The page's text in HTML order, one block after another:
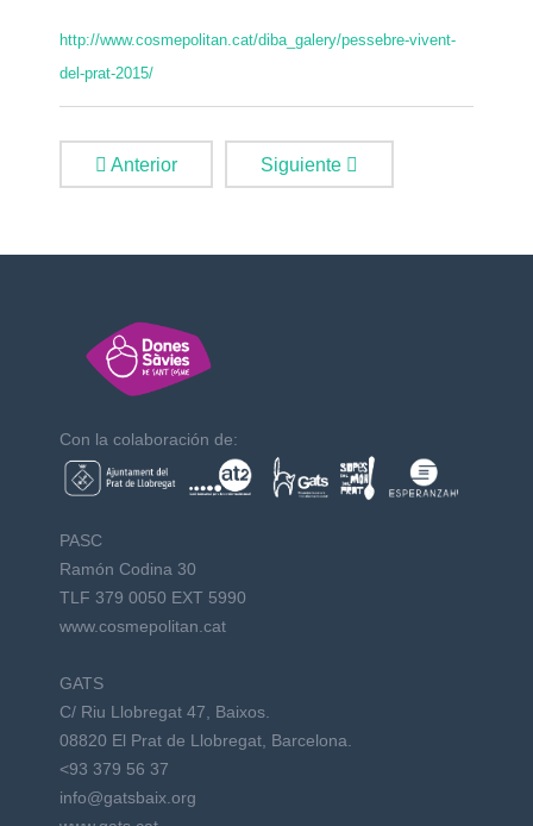
http://www.cosmepolitan.cat/diba_galery/pessebre-vivent-
del-prat-2015/
Anterior Siguiente
Con la colaboración de:
PASC
Ramón Codina 30
TLF 379 0050 EXT 5990
www.cosmepolitan.cat
GATS
C/ Riu Llobregat 47, Baixos.
08820 El Prat de Llobregat, Barcelona.
<93 379 56 37
info@gatsbaix.org